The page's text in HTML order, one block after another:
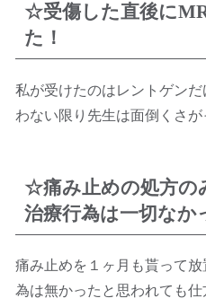
☆受傷した直後に
た！
私が受けたのはレントゲン
わない限り先生は面倒くさ
☆痛み止めの処方の
治療行為は一切なか
痛み止めを１ヶ月も貰って
為は無かったと思われても